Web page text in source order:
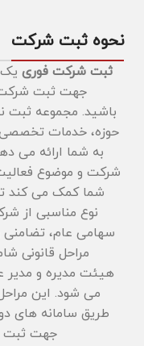
نحوه ثبت شرکت
ثبت شرکت فوری
جهت ثبت شرکت
حوزه، خدمات تخصصی
به شما ارائه می‌
شرکت و موضوع
شما کمک می‌ کند
نوع مناسبی از
سهامی عام، تضامنی
مراحل قانونی
هیئت مدیره و مدیر
می ‌شود. این
طریق سامانه‌ های
جهت ثبت